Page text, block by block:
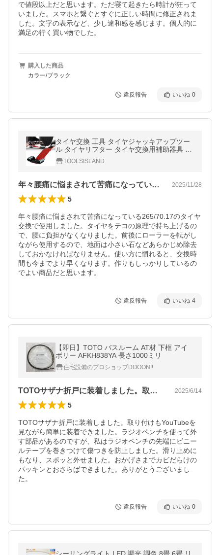
で値段以上だと思います。ただ寝て起きたら時計が狂って
いました。スマホと繋ぐとすぐに正しい時間に修正されま
した。文字の表示など、少し違和感を感じます。個人的に
満足の行く買い物でした。
購入した商品
カラー/ブラック
違反報告 いいね 0
タイヤ交換 工具 タイヤジャッキアップツー
ル タイヤリフター タイヤ交換用補助器具 タ
イヤ交換サポートツール ホイール脱着補助
TOOLSISLAND
年々腰痛に悩まされて苦痛になっている2… 2025/11/28
5
年々腰痛に悩まされて苦痛になっている265/70.17のタイヤ
交換で使用しました。タイヤをテコの原理で持ち上げるの
で、腰に負担がなくなりました。前後にローラーを転がし
ながら使用するので、地面は小さい石などあらかじめ除去
しておかなければなりません。使い方に慣れると、交換時
間も今までより早くなります。作りもしっかりしているの
でよい商品だと思います。
違反報告 いいね 4
【即日】TOTO バスルーム AT材 下框 アイ
ボリー AFKH838YA 長さ1000ミリ
住宅設備のプロショップDOOON!!
TOTOサザナ折戸に装着しました。取り… 2025/6/14
5
TOTOサザナ折戸に装着しました。取り付けもYouTubeを
見ながら簡単に装着できました。ラジオペンチを使って外
す部品があるのですが、私はラジオペンチの先端にビニー
ルテープを巻きつけて傷つきを防止しました。滑り止めに
もなり、スポッと外せました。おかげさまでカビだらけの
パッキンとおさらばできました。ありがとうございまし
た。
違反報告 いいね 0